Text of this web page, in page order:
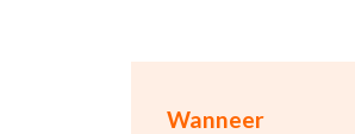
Wanneer